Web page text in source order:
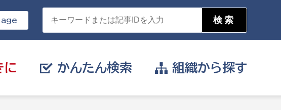
に かんたん検索 組織から探す